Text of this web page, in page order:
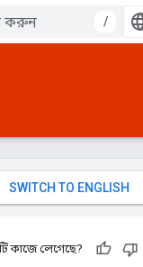
/
কাজে লেগেছে?